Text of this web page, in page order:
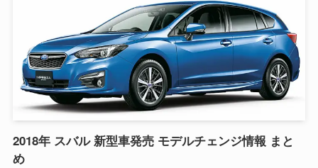
2018年 スバル 新型車発売 モデルチェンジ情報 まと
め